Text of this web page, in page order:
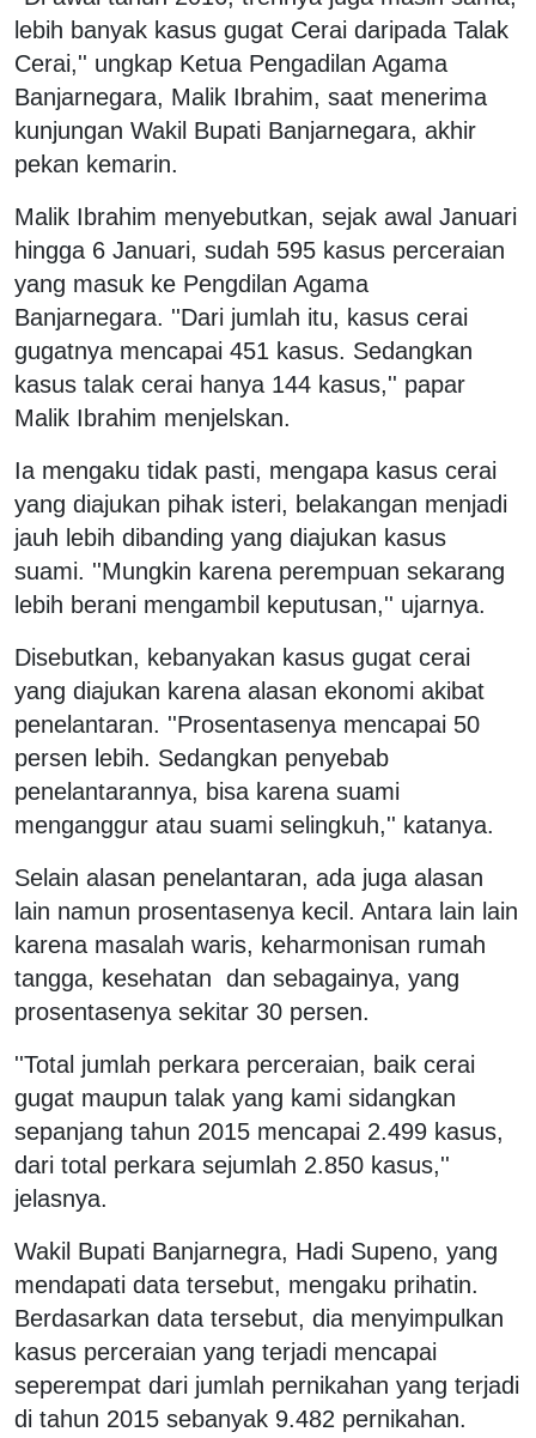
lebih banyak kasus gugat Cerai daripada Talak
Cerai,'' ungkap Ketua Pengadilan Agama
Banjarnegara, Malik Ibrahim, saat menerima
kunjungan Wakil Bupati Banjarnegara, akhir
pekan kemarin.
Malik Ibrahim menyebutkan, sejak awal Januari
hingga 6 Januari, sudah 595 kasus perceraian
yang masuk ke Pengdilan Agama
Banjarnegara. ''Dari jumlah itu, kasus cerai
gugatnya mencapai 451 kasus. Sedangkan
kasus talak cerai hanya 144 kasus,'' papar
Malik Ibrahim menjelskan.
Ia mengaku tidak pasti, mengapa kasus cerai
yang diajukan pihak isteri, belakangan menjadi
jauh lebih dibanding yang diajukan kasus
suami. ''Mungkin karena perempuan sekarang
lebih berani mengambil keputusan,'' ujarnya.
Disebutkan, kebanyakan kasus gugat cerai
yang diajukan karena alasan ekonomi akibat
penelantaran. ''Prosentasenya mencapai 50
persen lebih. Sedangkan penyebab
penelantarannya, bisa karena suami
menganggur atau suami selingkuh,'' katanya.
Selain alasan penelantaran, ada juga alasan
lain namun prosentasenya kecil. Antara lain lain
karena masalah waris, keharmonisan rumah
tangga, kesehatan dan sebagainya, yang
prosentasenya sekitar 30 persen.
''Total jumlah perkara perceraian, baik cerai
gugat maupun talak yang kami sidangkan
sepanjang tahun 2015 mencapai 2.499 kasus,
dari total perkara sejumlah 2.850 kasus,''
jelasnya.
Wakil Bupati Banjarnegra, Hadi Supeno, yang
mendapati data tersebut, mengaku prihatin.
Berdasarkan data tersebut, dia menyimpulkan
kasus perceraian yang terjadi mencapai
seperempat dari jumlah pernikahan yang terjadi
di tahun 2015 sebanyak 9.482 pernikahan.